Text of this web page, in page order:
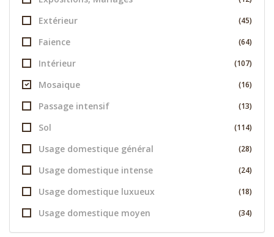
Extérieur (45)
Faience (64)
Intérieur (107)
Mosaique (16)
Passage intensif (13)
Sol (114)
Usage domestique général (28)
Usage domestique intense (24)
Usage domestique luxueux (18)
Usage domestique moyen (34)